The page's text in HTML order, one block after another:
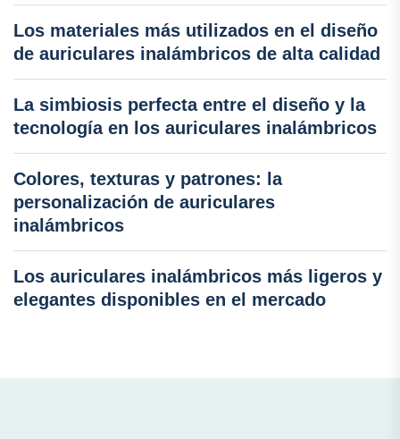
Los materiales más utilizados en el diseño
de auriculares inalámbricos de alta calidad
La simbiosis perfecta entre el diseño y la
tecnología en los auriculares inalámbricos
Colores, texturas y patrones: la
personalización de auriculares
inalámbricos
Los auriculares inalámbricos más ligeros y
elegantes disponibles en el mercado